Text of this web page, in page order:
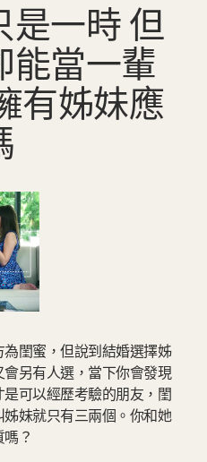
是一時 但
能當一輩
有姊妹應
閨蜜，但說到結婚選擇姊
另有人選，當下你會發現
可以經歷考驗的朋友，閨
妹就只有三兩個。你和她
？